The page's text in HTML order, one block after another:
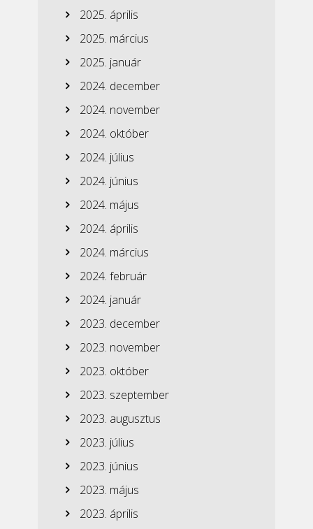
2025. április
2025. március
2025. január
2024. december
2024. november
2024. október
2024. július
2024. június
2024. május
2024. április
2024. március
2024. február
2024. január
2023. december
2023. november
2023. október
2023. szeptember
2023. augusztus
2023. július
2023. június
2023. május
2023. április